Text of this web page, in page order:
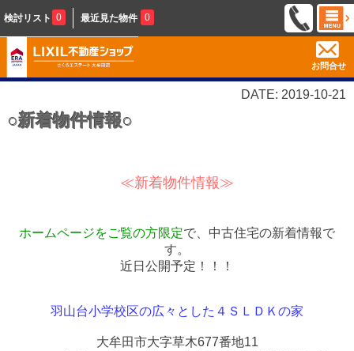
検討リスト 0 最近見た物件 0
お問合せ
DATE: 2019-10-21
○新着物件情報○
≪新着物件情報≫
ホームページをご覧の方限定で、中古住宅の新着情報で
す。
近日公開予定！！！
羽山台小学校区の広々とした４ＳＬＤＫの家
大牟田市大字草木677番地11